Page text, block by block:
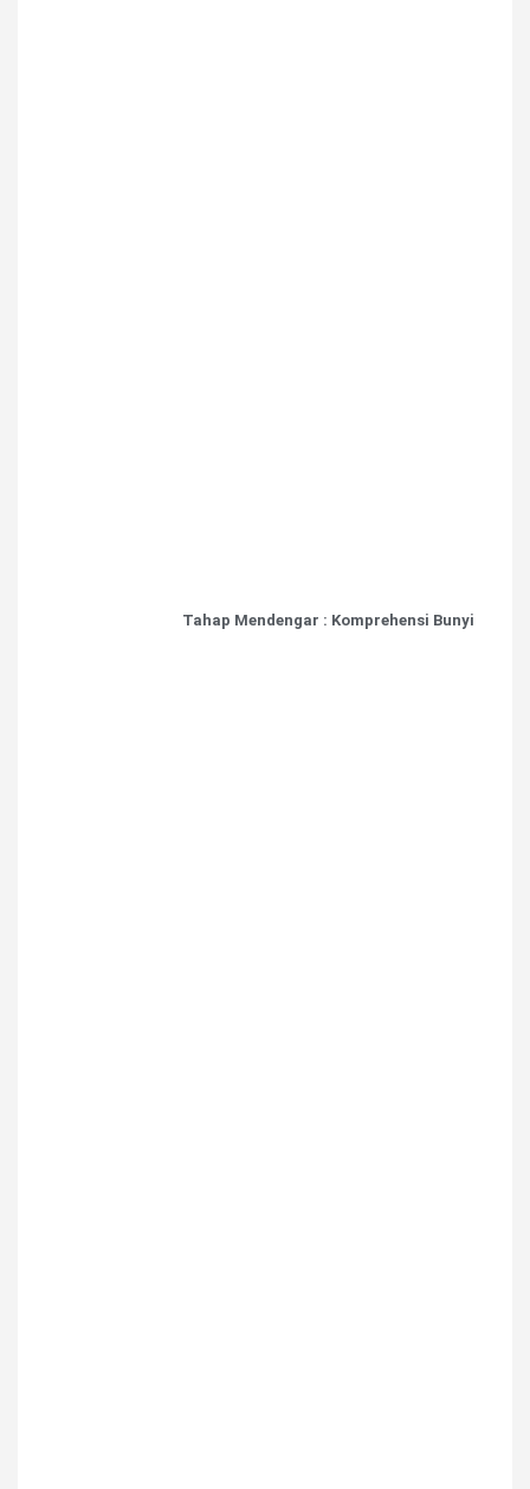
Tahap Mendengar : Komprehensi Bunyi